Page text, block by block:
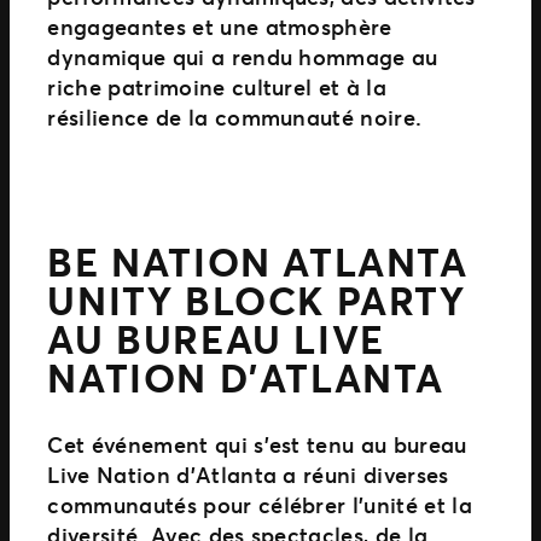
engageantes et une atmosphère
dynamique qui a rendu hommage au
riche patrimoine culturel et à la
résilience de la communauté noire.
BE NATION ATLANTA
UNITY BLOCK PARTY
AU BUREAU LIVE
NATION D’ATLANTA
Cet événement qui s’est tenu au bureau
Live Nation d’Atlanta a réuni diverses
communautés pour célébrer l’unité et la
diversité. Avec des spectacles, de la